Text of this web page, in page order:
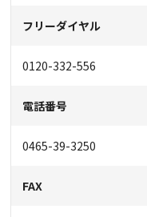
フリーダイヤル
0120-332-556
電話番号
0465-39-3250
FAX